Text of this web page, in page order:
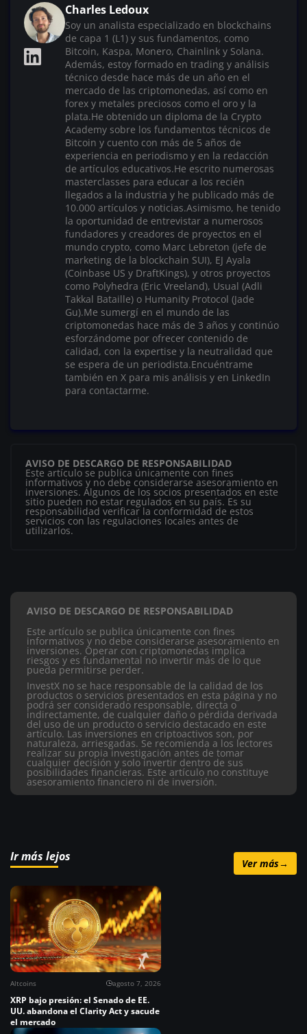
Charles Ledoux
Soy un analista especializado en blockchains
de capa 1 (L1) y sus fundamentos, como
Bitcoin, Kaspa, Monero, Chainlink y Solana.
Además, estoy formado en trading y análisis
técnico desde hace más de un año en el
mercado de las criptomonedas, así como en
forex y metales preciosos como el oro y la
plata.He obtenido un diploma de la Crypto
Academy sobre los fundamentos técnicos de
Bitcoin y cuento con más de 5 años de
experiencia en periodismo y en la redacción
de artículos educativos.He escrito numerosas
masterclasses para educar a los recién
llegados a la industria y he publicado más de
10.000 artículos y noticias.Asimismo, he tenido
la oportunidad de entrevistar a numerosos
fundadores y creadores de proyectos en el
mundo crypto, como Marc Lebreton (jefe de
marketing de la blockchain SUI), EJ Ayala
(Coinbase US y DraftKings), y otros proyectos
como Polyhedra (Eric Vreeland), Usual (Adli
Takkal Bataille) o Humanity Protocol (Jade
Gu).Me sumergí en el mundo de las
criptomonedas hace más de 3 años y continúo
esforzándome por ofrecer contenido de
calidad, con la expertise y la neutralidad que
se espera de un periodista.Encuéntrame
también en X para mis análisis y en LinkedIn
para contactarme.
AVISO DE DESCARGO DE RESPONSABILIDAD
Este artículo se publica únicamente con fines
informativos y no debe considerarse asesoramiento en
inversiones. Algunos de los socios presentados en este
sitio pueden no estar regulados en su país. Es su
responsabilidad verificar la conformidad de estos
servicios con las regulaciones locales antes de
utilizarlos.
AVISO DE DESCARGO DE RESPONSABILIDAD
Este artículo se publica únicamente con fines
informativos y no debe considerarse asesoramiento en
inversiones. Operar con criptomonedas implica
riesgos y es fundamental no invertir más de lo que
pueda permitirse perder.
InvestX no se hace responsable de la calidad de los
productos o servicios presentados en esta página y no
podrá ser considerado responsable, directa o
indirectamente, de cualquier daño o pérdida derivada
del uso de un producto o servicio destacado en este
artículo. Las inversiones en criptoactivos son, por
naturaleza, arriesgadas. Se recomienda a los lectores
realizar su propia investigación antes de tomar
cualquier decisión y solo invertir dentro de sus
posibilidades financieras. Este artículo no constituye
asesoramiento financiero ni de inversión.
Ir más lejos Ver más→
Altcoins agosto 7, 2026
XRP bajo presión: el Senado de EE.
UU. abandona el Clarity Act y sacude
el mercado